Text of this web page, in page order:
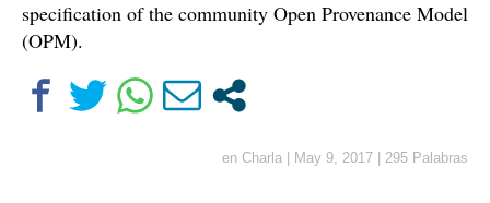
specification of the community Open Provenance Model
(OPM).
en Charla May 9, 2017 295 Palabras